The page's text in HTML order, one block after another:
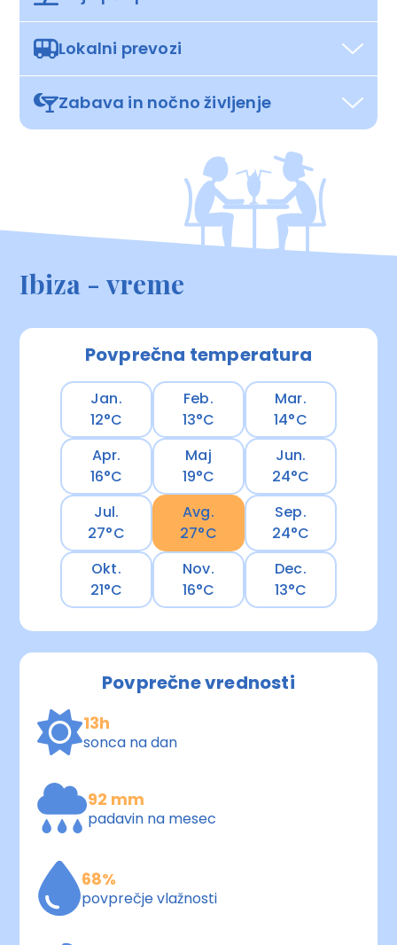
Lokalni prevozi
Zabava in nočno življenje
Ibiza - vreme
Povprečna temperatura
Jan.
12°C
Feb.
13°C
Mar.
14°C
Apr.
16°C
Maj
19°C
Jun.
24°C
Jul.
27°C
Avg.
27°C
Sep.
24°C
Okt.
21°C
Nov.
16°C
Dec.
13°C
Povprečne vrednosti
13h
sonca na dan
92 mm
padavin na mesec
68%
povprečje vlažnosti